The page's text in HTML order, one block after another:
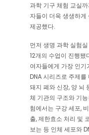
과학 기구 체험 교실
자들이 더욱 생생하
제공했다.
먼저 생명 과학 실험
12개의 수업이 진행
여자들에게 가장 인
DNA 시리즈로 주제
돼지 폐와 신장, 양 뇌
체 기관의 구조와 기
험에서는 구강 세포,
출, 제한효소 처리 및
보는 등 인체 세포와